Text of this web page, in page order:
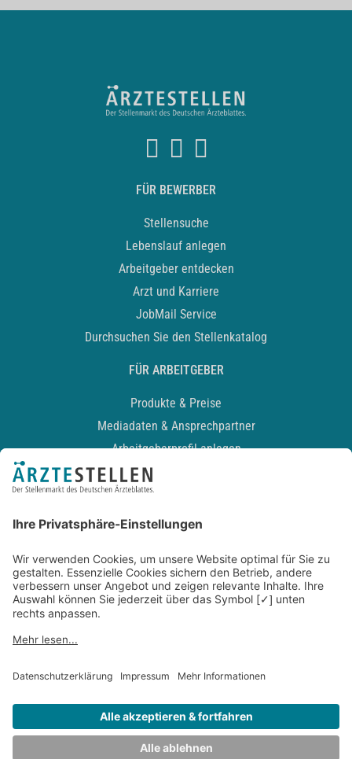
FÜR BEWERBER
Stellensuche
Lebenslauf anlegen
Arbeitgeber entdecken
Arzt und Karriere
JobMail Service
Durchsuchen Sie den Stellenkatalog
FÜR ARBEITGEBER
Produkte & Preise
Mediadaten & Ansprechpartner
Arbeitgeberprofil anlegen
Recruiting-Podcast
Kontakt
Datenschutz
Newsletter